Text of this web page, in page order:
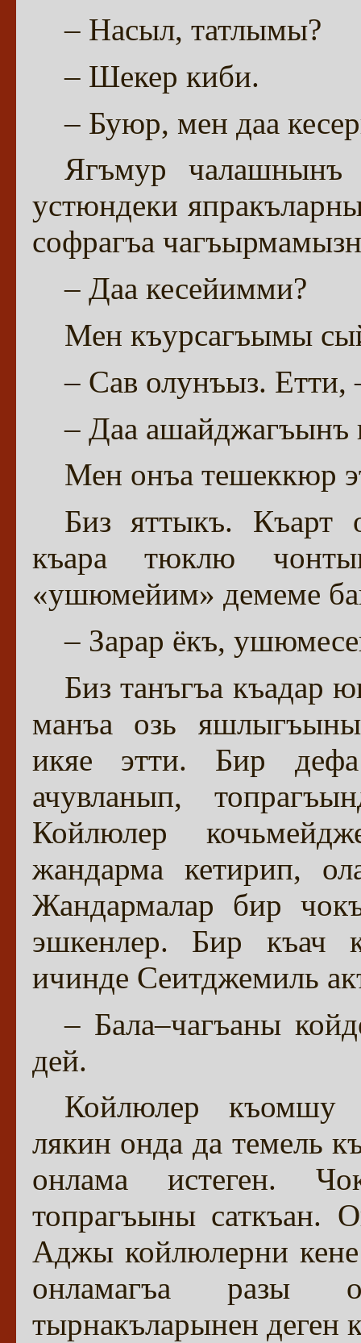
– Насыл, татлымы?
– Шекер киби.
– Буюр, мен даа
Ягъмур чалашнынъ
устюндеки
софрагъа
– Даа кесейимми?
Мен къурсагъымы
– Сав олунъыз. Етти,
– Даа ашайджагъынъ
Мен онъа тешеккюр
Биз яттыкъ. Къарт
къара тюклю
«ушюмейим» демеме
– Зарар ёкъ,
Биз танъгъа къадар
манъа озь
икяе этти. Бир
ачувланып,
Койлюлер
жандарма кетирип,
Жандармалар бир
эшкенлер. Бир къач
ичинде Сеитджемиль
– Бала–чагъаны
дей.
Койлюлер къомшу
лякин онда да темель
онлама истеген.
топрагъыны
Аджы койлюлерни
онламагъа разы
тырнакъларынен деген